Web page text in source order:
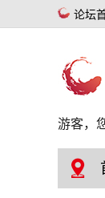
论坛
游客，